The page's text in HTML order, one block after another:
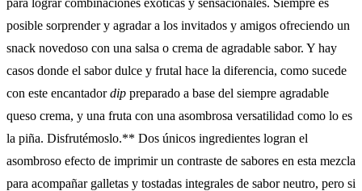
posible sorprender y agradar a los invitados y amigos ofreciendo un
snack novedoso con una salsa o crema de agradable sabor. Y hay
casos donde el sabor dulce y frutal hace la diferencia, como sucede
con este encantadordip preparado a base del siempre agradable
queso crema, y una fruta con una asombrosa versatilidad como lo es
la piña. Disfrutémoslo.** Dos únicos ingredientes logran el
asombroso efecto de imprimir un contraste de sabores en esta mezcla
para acompañar galletas y tostadas integrales de sabor neutro, pero si